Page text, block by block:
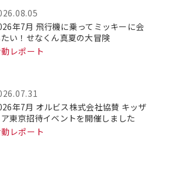
年7月 飛行機に乗ってミッキーに会
い！せなくん真夏の大冒険
レポート
年7月 オルビス株式会社協賛 キッザ
東京招待イベントを開催しました
レポート